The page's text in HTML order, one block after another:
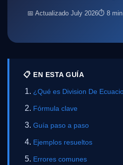
📅 Actualizado July 2026⏱ 8 min
📋 EN ESTA GUÍA
¿Qué es Division De
Fórmula clave
Guía paso a paso
Ejemplos resueltos
Errores comunes